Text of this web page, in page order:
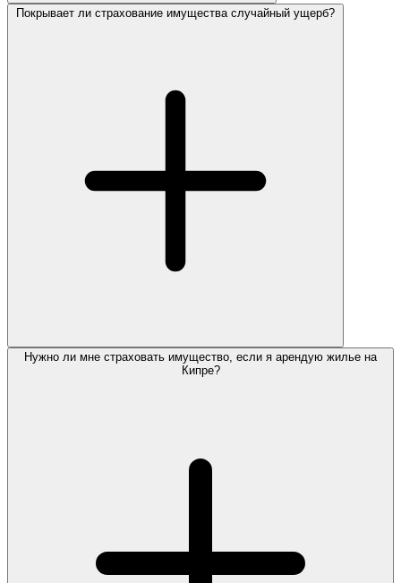
Покрывает ли страхование имущества случайный ущерб?
Нужно ли мне страховать имущество, если я арендую жилье на
Кипре?